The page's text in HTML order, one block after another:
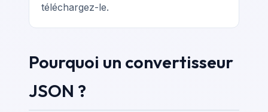
téléchargez-le.
Pourquoi un convertisseur
JSON ?